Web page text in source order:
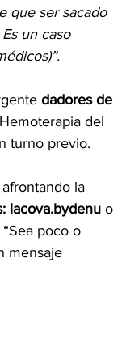
que ser sacado
un caso
dadores de
del
turno previo.
la
lacova.bydenu o
“Sea poco o
mensaje